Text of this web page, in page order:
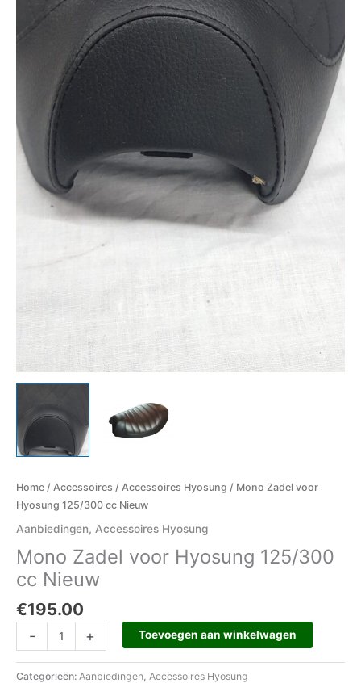
Home / Accessoires / Accessoires Hyosung / Mono Zadel voor
Hyosung 125/300 cc Nieuw
Aanbiedingen, Accessoires Hyosung
Mono Zadel voor Hyosung 125/300
cc Nieuw
€195.00
- + Toevoegen aan winkelwagen
Categorieën: Aanbiedingen Accessoires Hyosung